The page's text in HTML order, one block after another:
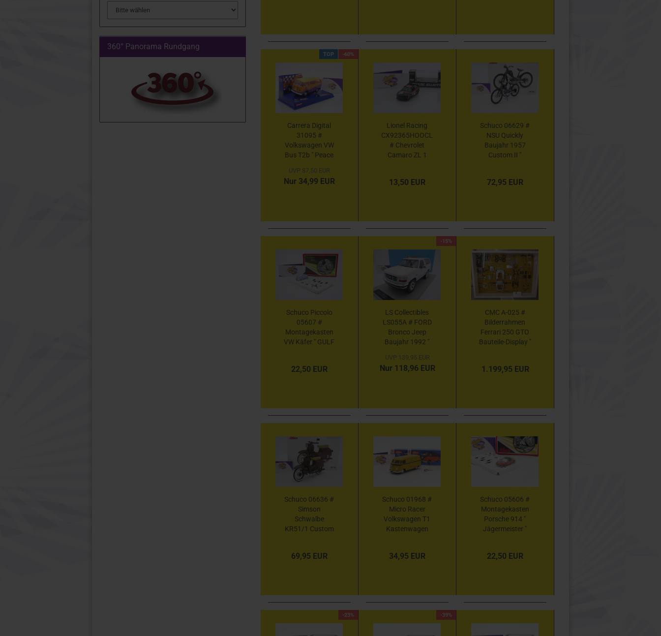
TOP -60%
Carrera Digital
31095 #
Volkswagen VW
Bus T2b " Peace
1:32
UVP 87,50 EUR
Nur 34,99 EUR
Lionel Racing
CX92365HOOCL
# Chevrolet
Camaro ZL 1
Hooters 40th
13,50 EUR
Schuco 06629 #
NSU Quickly
Baujahr 1957
Custom II "
72,95 EUR
Schuco Piccolo
05607 #
Montagekasten
VW Käfer " GULF
22,50 EUR
-15%
LS Collectibles
LS055A # FORD
Bronco Jeep
Baujahr 1992 "
UVP 139,95 EUR
Nur 118,96 EUR
CMC A-025 #
Bilderrahmen
Ferrari 250 GTO
Bauteile-Display "
1.199,95 EUR
Schuco 06636 #
Simson
Schwalbe
KR51/1 Custom
1000
69,95 EUR
Schuco 01968 #
Micro Racer
Volkswagen T1
Kastenwagen
34,95 EUR
Schuco 05606 #
Montagekasten
Porsche 914 "
Jägermeister "
22,50 EUR
-23% -39%
360° Panorama Rundgang